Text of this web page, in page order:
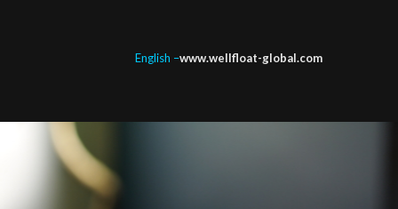
English –www.wellfloat-global.com